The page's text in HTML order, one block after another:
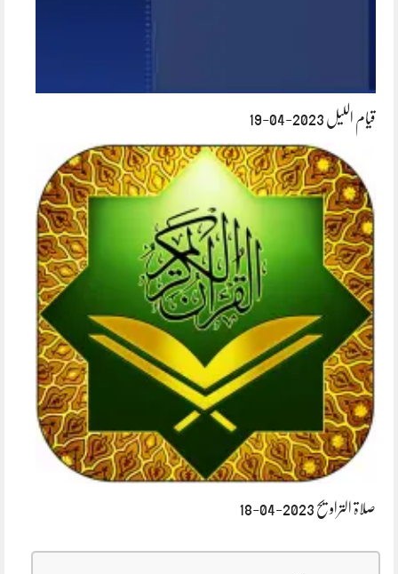
قیام اللیل 2023-04-19
صلاۃ التراویح 2023-04-18